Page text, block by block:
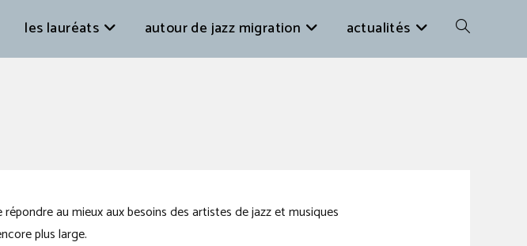
les lauréats autour de jazz migration actualités
au mieux aux besoins des artistes de jazz et musiques
plus large.